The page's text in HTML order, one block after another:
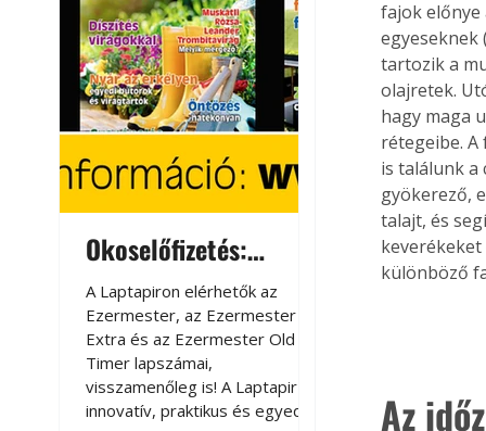
Okoselőfizetés:
Ezermester Extra
A Laptapiron elérhetők az
Ezermester, az Ezermester
Extra és az Ezermester Old
Timer lapszámai,
visszamenőleg is! A Laptapir új,
innovatív, praktikus és egyedi
Okoselőfizetés
A Laptapiron
innovatív, praktikus
fajok előnye
egyeseknek
tartozik a
olajretek.
hagy maga
rétegeibe.
is találunk a
gyökerező,
talajt, és
keverékeket
különböző
Az